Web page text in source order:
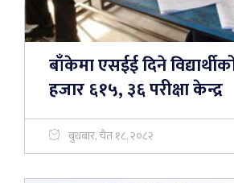
बाँकेमा एसईई दिने
हजार ६१५, ३६ परीक्षा केन्द्र
बुधबार, चैत १८, २०८२